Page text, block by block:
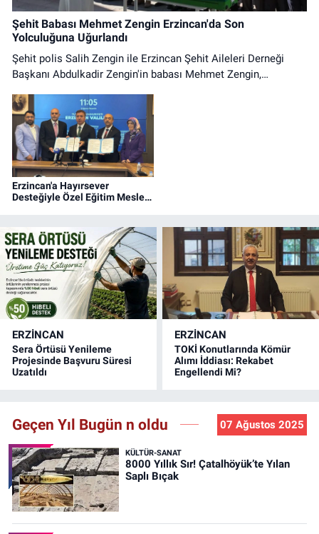
Şehit Babası Mehmet Zengin Erzincan'da Son
Yolculuğuna Uğurlandı
Şehit polis Salih Zengin ile Erzincan Şehit Aileleri Derneği
Başkanı Abdulkadir Zengin'in babası Mehmet Zengin,
son yolculuğuna uğurlandı.
Erzincan'a Hayırsever
Desteğiyle Özel Eğitim Meslek
ERZINCAN
Sera Örtüsü Yenileme
Projesinde Başvuru Süresi
Uzatıldı
ERZINCAN
TOKİ Konutlarında Kömür
Alımı İddiası: Rekabet
Engellendi Mi?
Geçen Yıl Bugün n oldu 07 Ağustos 2025
KÜLTÜR-SANAT
8000 Yıllık Sır! Çatalhöyük’te Yılan
Saplı Bıçak